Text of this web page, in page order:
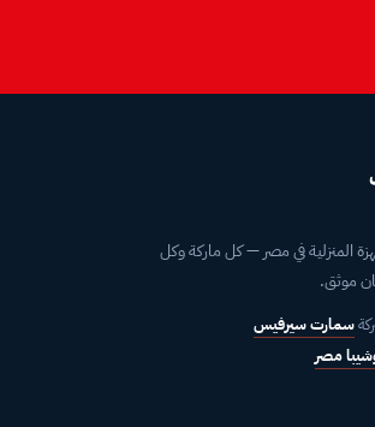
المنزلية في مصر — كل ماركة وكل
سمارت سيرفيس
مصر